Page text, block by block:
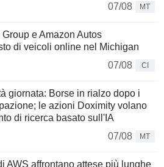
07/08
MT
e Amazon Autos
di veicoli online nel Michigan
07/08
CI
giornata: Borse in rialzo dopo i
le azioni Doximity volano
di ricerca basato sull'IA
07/08
MT
AWS affrontano attese più lunghe